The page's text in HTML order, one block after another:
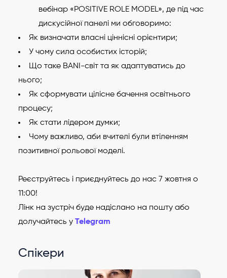
вебінар «POSITIVE ROLE MODEL», де під час
дискусійної панелі ми обговоримо:
Як визначати власні ціннісні орієнтири;
У чому сила особистих історій;
Що таке BANI-світ та як адаптуватись до
нього;
Як сформувати цілісне бачення освітнього
процесу;
Як стати лідером думки;
Чому важливо, аби вчителі були втіленням
позитивної рольової моделі.
Реєструйтесь і приєднуйтесь до нас 7 жовтня о
11:00!
Лінк на зустріч буде надіслано на пошту або
долучайтесь у Telegram
Спікери